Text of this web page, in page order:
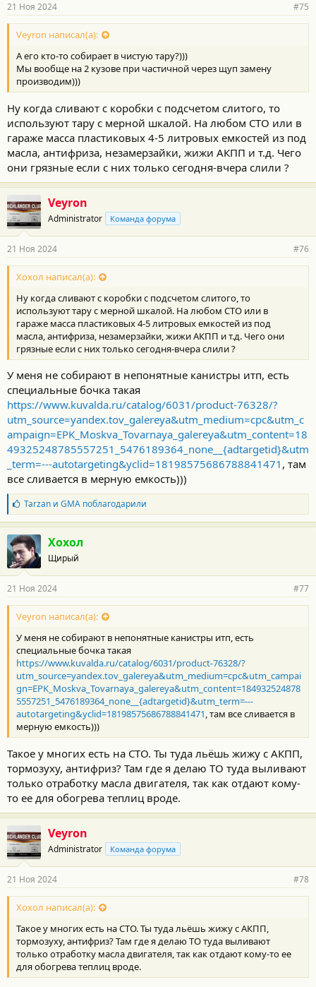
21 Ноя 2024 #75
Veyron написал(а):
А его кто-то собирает в чистую тару?)))
Мы вообще на 2 кузове при частичной через щуп замену
производим)))
Ну когда сливают с коробки с подсчетом слитого, то
используют тару с мерной шкалой. На любом СТО или в
гараже масса пластиковых 4-5 литровых емкостей из под
масла, антифриза, незамерзайки, жижи АКПП и т.д. Чего
они грязные если с них только сегодня-вчера слили ?
Veyron
Administrator Команда форума
21 Ноя 2024 #76
Хохол написал(а):
Ну когда сливают с коробки с подсчетом слитого, то
используют тару с мерной шкалой. На любом СТО или в
гараже масса пластиковых 4-5 литровых емкостей из под
масла, антифриза, незамерзайки, жижи АКПП и т.д. Чего они
грязные если с них только сегодня-вчера слили ?
У меня не собирают в непонятные канистры итп, есть
специальные бочка такая
https://www.kuvalda.ru/catalog/6031/product-76328/?
utm_source=yandex.tov_galereya&utm_medium=cpc&utm_c
ampaign=EPK_Moskva_Tovarnaya_galereya&utm_content=18
49325248785557251_5476189364_none__{adtargetid}&utm
_term=---autotargeting&yclid=18198575686788841471 , там
все сливается в мерную емкость)))
Б
л
а
г
о
д
а
н
о
с
и
:
Tarzanи GMAпоблагодарили
Хохол
Щирый
21 Ноя 2024 #77
Veyron написал(а):
У меня не собирают в непонятные канистры итп, есть
специальные бочка такая
https://www.kuvalda.ru/catalog/6031/product-76328/?
utm_source=yandex.tov_galereya&utm_medium=cpc&utm_campai
gn=EPK_Moskva_Tovarnaya_galereya&utm_content=184932524878
5557251_5476189364_none__{adtargetid}&utm_term=---
autotargeting&yclid=18198575686788841471, там все сливается в
мерную емкость)))
Такое у многих есть на СТО. Ты туда льёшь жижу с АКПП,
тормозуху, антифриз? Там где я делаю ТО туда выливают
только отработку масла двигателя, так как отдают кому-
то ее для обогрева теплиц вроде.
Veyron
Administrator Команда форума
21 Ноя 2024 #78
Хохол написал(а):
Такое у многих есть на СТО. Ты туда льёшь жижу с АКПП,
тормозуху, антифриз? Там где я делаю ТО туда выливают
только отработку масла двигателя, так как отдают кому-то ее
для обогрева теплиц вроде.